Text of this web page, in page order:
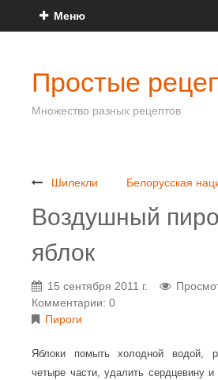
Меню
Простые
Множество разных рецептов
Шилекли Белорусская
Воздушный
яблок
15 сентября 2011 г.
Комментарии: 0
Пироги
Яблоки помыть холодной водой,
четыре части, удалить сердцевину